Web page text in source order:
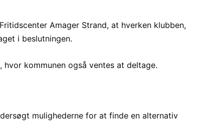
Amager Strand, at hverken klubben,
i beslutningen.
kommunen også ventes at deltage.
mulighederne for at finde en alternativ